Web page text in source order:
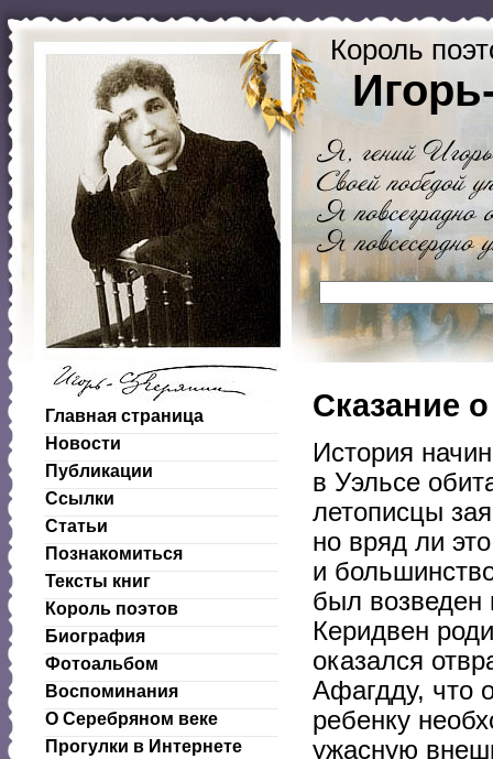
Король
Главная страница
Новости
Публикации
Ссылки
Статьи
Познакомиться
Тексты книг
Король поэтов
Биография
Фотоальбом
Воспоминания
О Серебряном веке
Прогулки в Интернете
Сказание
История
в Уэльсе
летописцы
но вряд ли
и
был возведен
Керидвен
оказался
Афагдду, что
ребенку
ужасную